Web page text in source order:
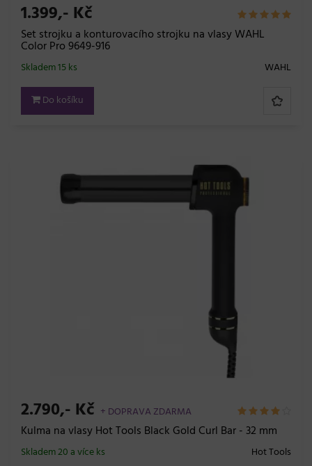
1.399,- Kč
Set strojku a konturovacího strojku na vlasy WAHL
Color Pro 9649-916
WAHL
Skladem 15 ks
Do košíku
2.790,- Kč + DOPRAVA ZDARMA
Kulma na vlasy Hot Tools Black Gold Curl Bar - 32 mm
Hot Tools
Skladem 20 a více ks